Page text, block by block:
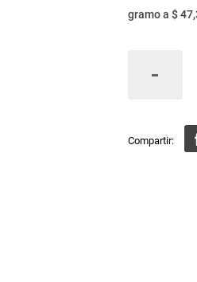
gramoa $